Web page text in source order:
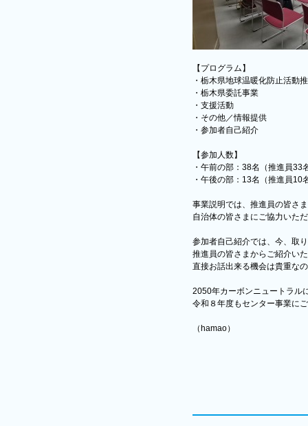
【プログラム】
・栃木県地球温暖化防止活動
・栃木県委託事業
・支援活動
・その他／情報提供
・参加者自己紹介
【参加人数】
・午前の部：38名（推進員33
・午後の部：13名（推進員10
事業説明では、推進員の皆さ
自治体の皆さまにご協力いた
参加者自己紹介では、今、取
推進員の皆さまからご紹介い
直接お話出来る機会は貴重な
2050年カーボンニュートラル
令和８年度もセンター事業に
（hamao）